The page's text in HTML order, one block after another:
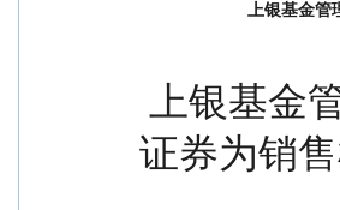
上银基金管
证券为销